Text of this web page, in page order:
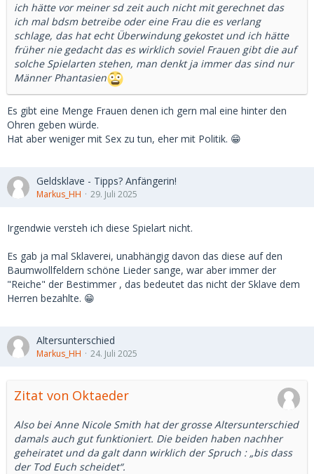
ich hätte vor meiner sd zeit auch nicht mit gerechnet das
ich mal bdsm betreibe oder eine Frau die es verlang
schlage, das hat echt Überwindung gekostet und ich hätte
früher nie gedacht das es wirklich soviel Frauen gibt die auf
solche Spielarten stehen, man denkt ja immer das sind nur
Männer Phantasien
Es gibt eine Menge Frauen denen ich gern mal eine hinter den
Ohren geben würde.
Hat aber weniger mit Sex zu tun, eher mit Politik. 😁
Geldsklave - Tipps? Anfängerin!
Markus_HH 29. Juli 2025
Irgendwie versteh ich diese Spielart nicht.
Es gab ja mal Sklaverei, unabhängig davon das diese auf den
Baumwollfeldern schöne Lieder sange, war aber immer der
"Reiche" der Bestimmer , das bedeutet das nicht der Sklave dem
Herren bezahlte. 😁
Altersunterschied
Markus_HH 24. Juli 2025
Zitat von Oktaeder
Also bei Anne Nicole Smith hat der grosse Altersunterschied
damals auch gut funktioniert. Die beiden haben nachher
geheiratet und da galt dann wirklich der Spruch : „bis dass
der Tod Euch scheidet“.